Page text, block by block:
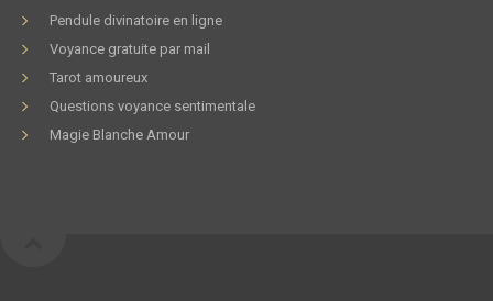
Pendule divinatoire en ligne
Voyance gratuite par mail
Tarot amoureux
Questions voyance sentimentale
Magie Blanche Amour